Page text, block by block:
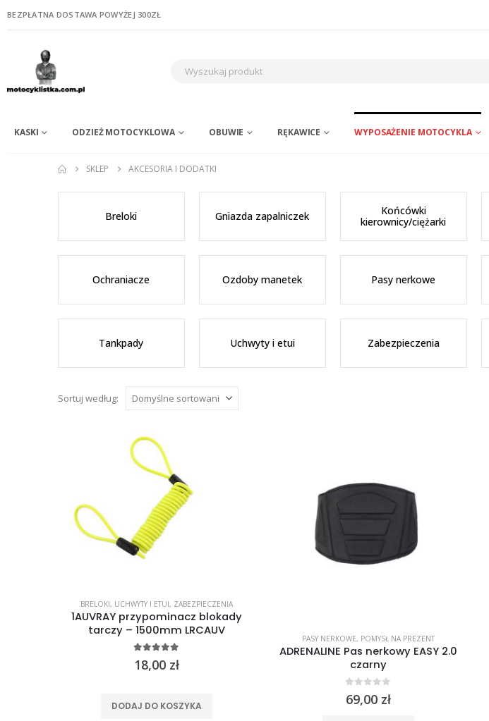
BEZPŁATNA DOSTAWA POWYŻEJ 300ZŁ
KASKI ODZIEŻ MOTOCYKLOWA OBUWIE RĘKAWICE WYPOSAŻENIE MOTOCYKLA
SKLEP AKCESORIA I DODATKI
Breloki Gniazda zapalniczek
Końcówki
kierownicy/ciężarki
Ochraniacze Ozdoby manetek Pasy nerkowe
Tankpady Uchwyty i etui Zabezpieczenia
Sortuj według:
BRELOKI, UCHWYTY I ETUI, ZABEZPIECZENIA
1AUVRAY przypominacz blokady
tarczy – 1500mm LRCAUV
out of 5
18,00 zł
DODAJ DO KOSZYKA
PASY NERKOWE, POMYSŁ NA PREZENT
ADRENALINE Pas nerkowy EASY 2.0
czarny
out of 5
69,00 zł